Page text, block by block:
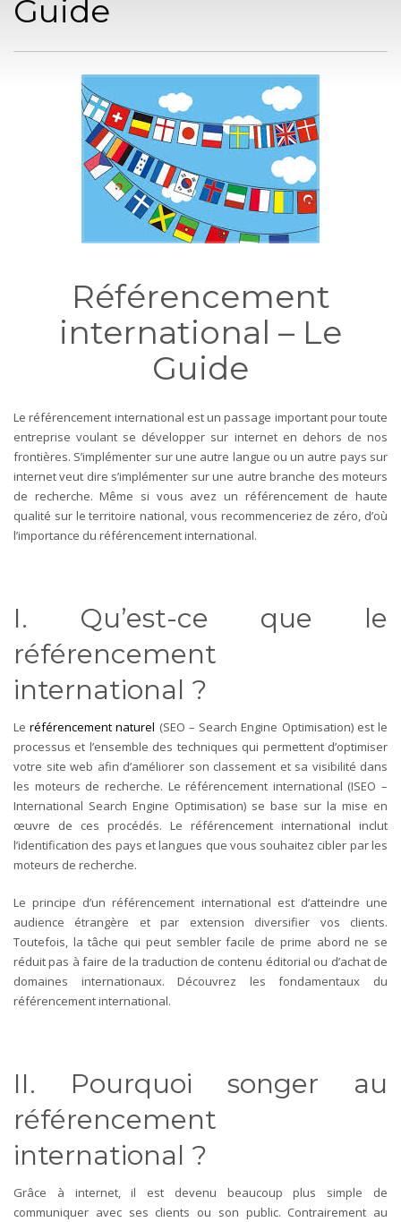
Guide
Référencement
international – Le
Guide
Le référencement international est un passage important pour toute
entreprise voulant se développer sur internet en dehors de nos
frontières. S’implémenter sur une autre langue ou un autre pays sur
internet veut dire s’implémenter sur une autre branche des moteurs
de recherche. Même si vous avez un référencement de haute
qualité sur le territoire national, vous recommenceriez de zéro, d’où
l’importance du référencement international.
I. Qu’est-ce que le
référencement
international ?
Leréférencement naturel (SEO – Search Engine Optimisation) est le
processus et l’ensemble des techniques qui permettent d’optimiser
votre site web afin d’améliorer son classement et sa visibilité dans
les moteurs de recherche. Leréférencement international (ISEO –
International Search Engine Optimisation) se base sur la mise en
œuvre de ces procédés. Le référencement international inclut
l’identification des pays et langues que vous souhaitez cibler par les
moteurs de recherche.
Le principe d’un référencement international est d’atteindre une
audience étrangère et par extension diversifier vos clients.
Toutefois, la tâche qui peut sembler facile de prime abord ne se
réduit pas à faire de la traduction de contenu éditorial ou d’achat de
domaines internationaux. Découvrez les fondamentaux du
référencement international.
II. Pourquoi songer au
référencement
international ?
Grâce à internet, il est devenu beaucoup plus simple de
communiquer avec ses clients ou son public. Contrairement au